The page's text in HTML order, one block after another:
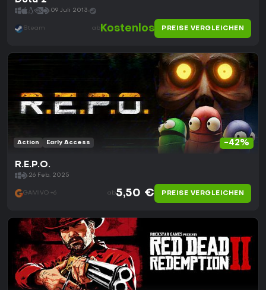
09 Juli 2013
Steam ab Kostenlos PREISE VERGLEICHEN
-42%
Action Early Access
R.E.P.O.
26 Feb. 2025
GAMIVO +6 ab5,50 € PREISE VERGLEICHEN